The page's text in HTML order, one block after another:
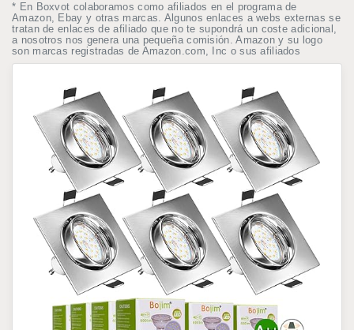
* En Boxvot colaboramos como afiliados en el programa de
Amazon, Ebay y otras marcas. Algunos enlaces a webs externas se
tratan de enlaces de afiliado que no te supondrá un coste adicional,
a nosotros nos genera una pequeña comisión. Amazon y su logo
son marcas registradas de Amazon.com, Inc o sus afiliados